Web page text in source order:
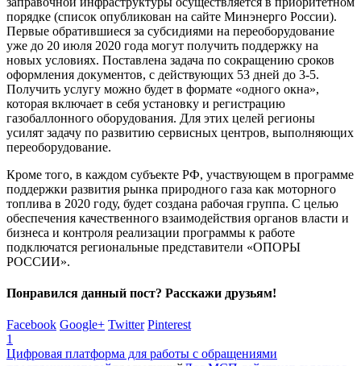
порядке (список опубликован на сайте Минэнерго России).
Первые обратившиеся за субсидиями на переоборудование
уже до 20 июля 2020 года могут получить поддержку на
новых условиях. Поставлена задача по сокращению сроков
оформления документов, с действующих 53 дней до 3-5.
Получить услугу можно будет в формате «одного окна»,
которая включает в себя установку и регистрацию
газобаллонного оборудования. Для этих целей регионы
усилят задачу по развитию сервисных центров, выполняющих
переоборудование.
Кроме того, в каждом субъекте РФ, участвующем в программе
поддержки развития рынка природного газа как моторного
топлива в 2020 году, будет создана рабочая группа. С целью
обеспечения качественного взаимодействия органов власти и
бизнеса и контроля реализации программы к работе
подключатся региональные представители «ОПОРЫ
РОССИИ».
Понравился данный пост? Расскажи друзьям!
Facebook Google+ Twitter Pinterest
1
Цифровая платформа для работы с обращениями